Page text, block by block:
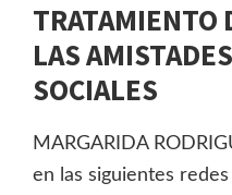
TRATAMIENTO
LAS
SOCIALES
MARGARIDA
en las siguientes